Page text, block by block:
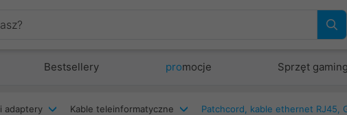
Bestsellery promocje Sprzęt
adaptery Kable teleinformatyczne